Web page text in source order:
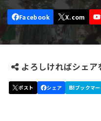
よろしければシェア